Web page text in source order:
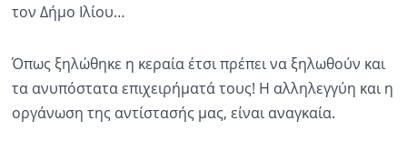
τον Δήμο Ιλίου…
Όπως ξηλώθηκε η κεραία έτσι πρέπει να ξηλωθούν και
τα ανυπόστατα επιχειρήματά τους! Η αλληλεγγύη και η
οργάνωση της αντίστασής μας, είναι αναγκαία.